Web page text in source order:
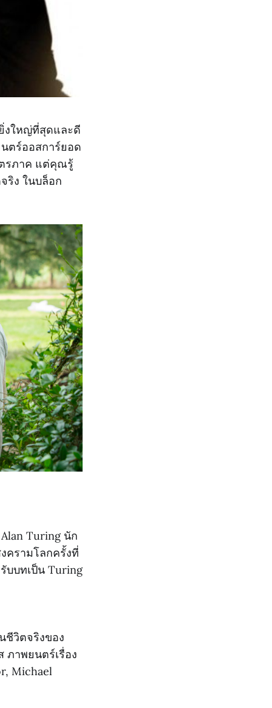
งใหญ่ที่สุดและดี
ตร์ออสการ์ยอด
ตรภาค แต่คุณรู้
ริง ในบล็อก
Turing นัก
ครามโลกครั้งที่
บบทเป็น Turing
ชีวิตจริงของ
ภาพยนตร์เรื่อง
Michael